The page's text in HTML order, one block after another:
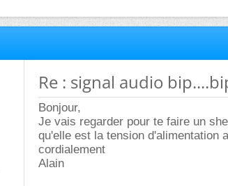
Re : signal audio
Bonjour,
Je vais regarder pour te faire un
qu'elle est la tension d'alimentation
cordialement
Alain